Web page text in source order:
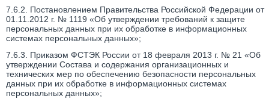
7.6.2. Постановлением Правительства Российской Федерации от
01.11.2012 г. № 1119 «Об утверждении требований к защите
персональных данных при их обработке в информационных
системах персональных данных»;
7.6.3. Приказом ФСТЭК России от 18 февраля 2013 г. № 21 «Об
утверждении Состава и содержания организационных и
технических мер по обеспечению безопасности персональных
данных при их обработке в информационных системах
персональных данных»;